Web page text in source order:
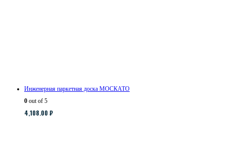
Инженерная паркетная доска МОСКАТО
0 out of 5
4,108.00 ₽